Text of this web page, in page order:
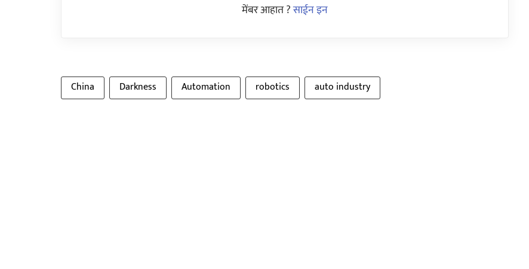
मेंबर आहात ?साईन इन
China Darkness Automation robotics auto industry